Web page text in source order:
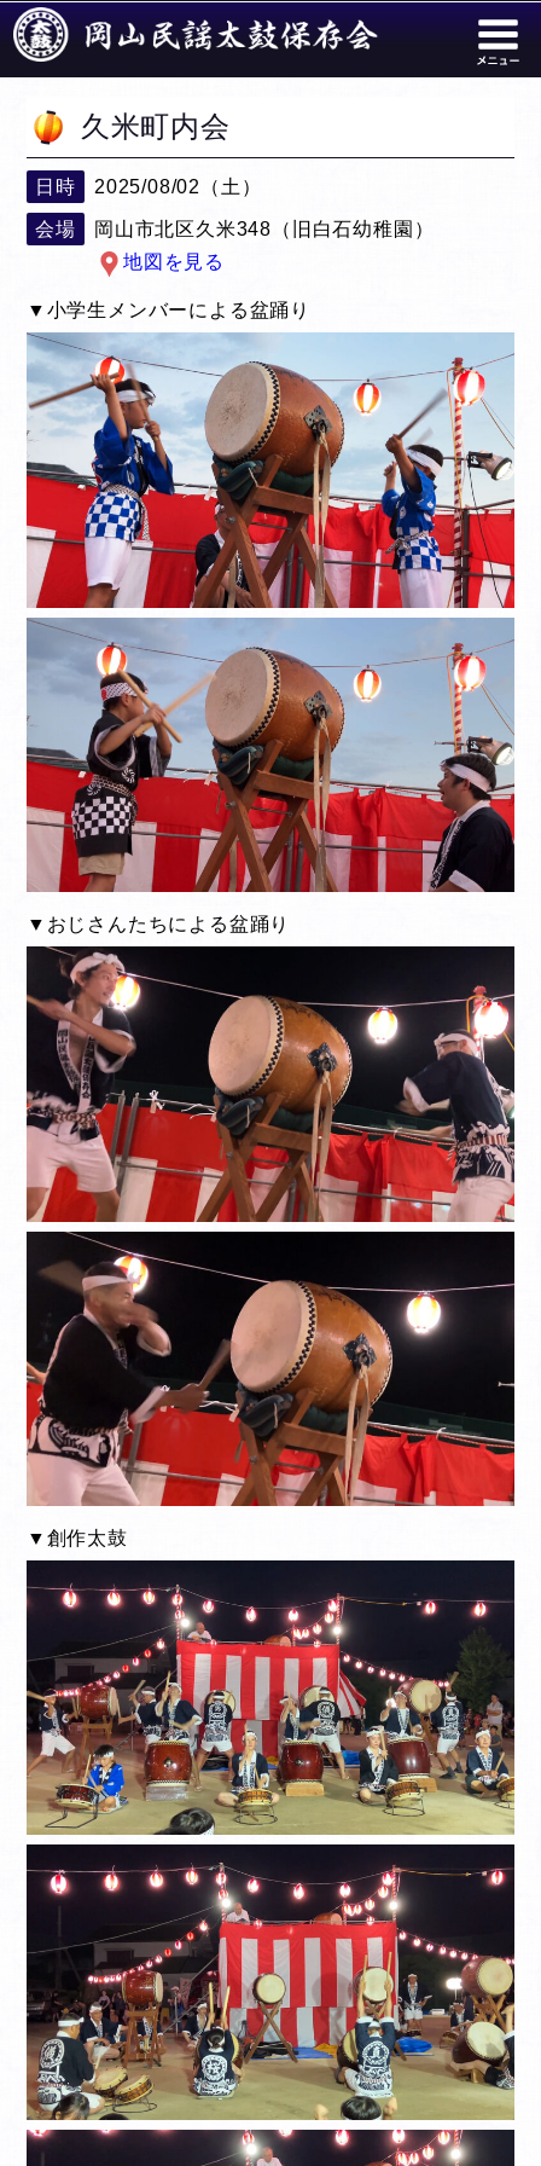
久米町内会
日時 2025/08/02（土）
会場
岡山市北区久米348（旧白石幼稚園）
地図を見る
▼小学生メンバーによる盆踊り
▼おじさんたちによる盆踊り
▼創作太鼓